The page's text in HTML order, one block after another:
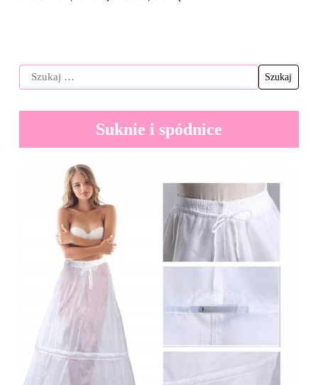
Suknie i spódnice